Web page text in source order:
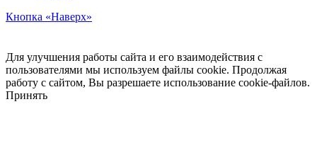
Кнопка «Наверх»
Для улучшения работы сайта и его взаимодействия с
пользователями мы используем файлы cookie. Продолжая
работу с сайтом, Вы разрешаете использование cookie-файлов.
Принять